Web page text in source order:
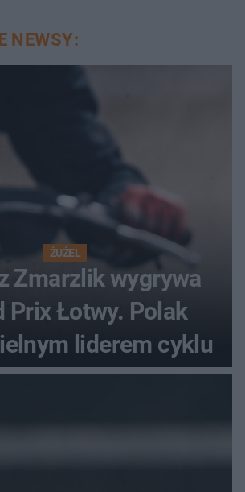
NEWSY:
ŻUŻEL
Zmarzlik wygrywa
Prix Łotwy. Polak
liderem cyklu